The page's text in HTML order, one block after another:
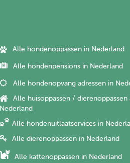
Alle hondenoppassen in Nederland
Alle hondenpensions in Nederland
Alle hondenopvang adressen in
Alle huisoppassen / dierenoppassen
Nederland
Alle hondenuitlaatservices in
Alle dierenoppassen in Nederland
Alle kattenoppassen in Nederland